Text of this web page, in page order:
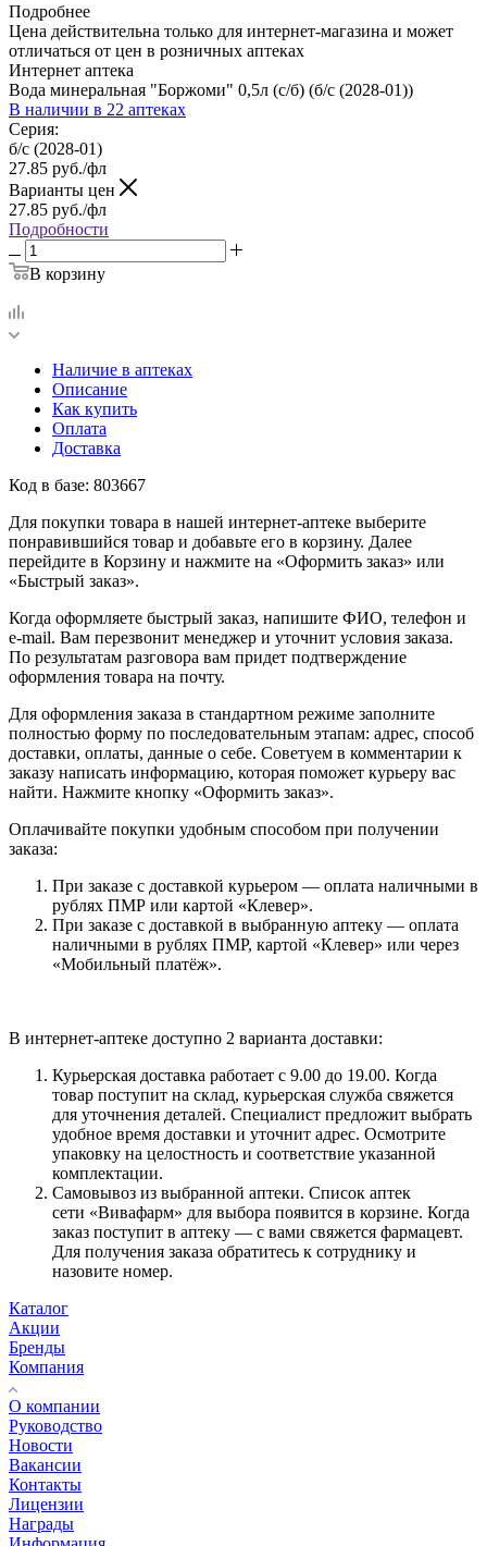
Подробнее
Цена действительна только для интернет-магазина и может
отличаться от цен в розничных аптеках
Интернет аптека
Вода минеральная "Боржоми" 0,5л (с/б) (б/с (2028-01))
В наличии в 22 аптеках
Серия:
б/с (2028-01)
27.85 руб./фл
Варианты цен
27.85 руб./фл
Подробности
В корзину
Наличие в аптеках
Описание
Как купить
Оплата
Доставка
Код в базе: 803667
Для покупки товара в нашей интернет-аптеке выберите
понравившийся товар и добавьте его в корзину. Далее
перейдите в Корзину и нажмите на «Оформить заказ» или
«Быстрый заказ».
Когда оформляете быстрый заказ, напишите ФИО, телефон и
e-mail. Вам перезвонит менеджер и уточнит условия заказа.
По результатам разговора вам придет подтверждение
оформления товара на почту.
Для оформления заказа в стандартном режиме заполните
полностью форму по последовательным этапам: адрес, способ
доставки, оплаты, данные о себе. Советуем в комментарии к
заказу написать информацию, которая поможет курьеру вас
найти. Нажмите кнопку «Оформить заказ».
Оплачивайте покупки удобным способом при получении
заказа:
При заказе с доставкой курьером — оплата наличными в
рублях ПМР или картой «Клевер».
При заказе с доставкой в выбранную аптеку — оплата
наличными в рублях ПМР, картой «Клевер» или через
«Мобильный платёж».
В интернет-аптеке доступно 2 варианта доставки:
Курьерская доставка работает с 9.00 до 19.00. Когда
товар поступит на склад, курьерская служба свяжется
для уточнения деталей. Специалист предложит выбрать
удобное время доставки и уточнит адрес. Осмотрите
упаковку на целостность и соответствие указанной
комплектации.
Самовывоз из выбранной аптеки. Список аптек
сети «Вивафарм» для выбора появится в корзине. Когда
заказ поступит в аптеку — с вами свяжется фармацевт.
Для получения заказа обратитесь к сотруднику и
назовите номер.
Каталог
Акции
Бренды
Компания
О компании
Руководство
Новости
Вакансии
Контакты
Лицензии
Награды